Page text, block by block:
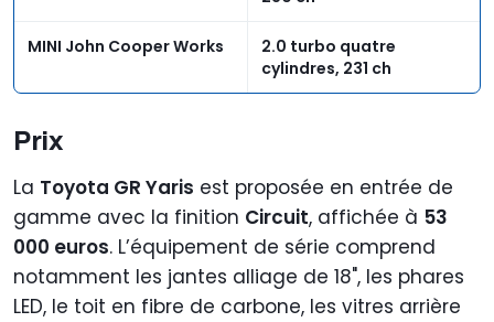
MINI John Cooper Works
2.0 turbo quatre
cylindres, 231 ch
Prix
La Toyota GR Yaris est proposée en entrée de
gamme avec la finition Circuit, affichée à 53
000 euros. L’équipement de série comprend
notamment les jantes alliage de 18", les phares
LED, le toit en fibre de carbone, les vitres arrière